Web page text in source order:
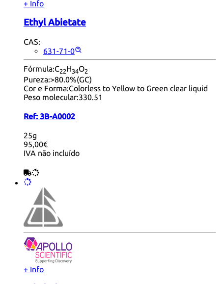
+ Info
Ethyl Abietate
CAS:
631-71-0
Fórmula:C22H34O2
Pureza:>80.0%(GC)
Cor e Forma:Colorless to Yellow to Green clear liquid
Peso molecular:330.51
Ref: 3B-A0002
25g
95,00€
IVA não incluído
+ Info